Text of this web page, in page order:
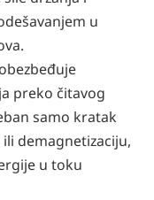
u
preko čitavog
samo kratak
demagnetizaciju,
u toku